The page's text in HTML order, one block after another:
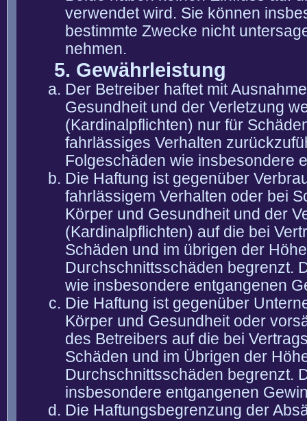
verwendet wird. Sie können
bestimmte Zwecke nicht
nehmen.
5. Gewährleistung
Der Betreiber haftet mit
Gesundheit und der Verletzung
(Kardinalpflichten) nur für
fahrlässiges Verhalten
Folgeschäden wie insbesondere
Die Haftung ist gegenüber
fahrlässigem Verhalten oder bei
Körper und Gesundheit und der
(Kardinalpflichten) auf die bei
Schäden und im übrigen der
Durchschnittsschäden begrenzt.
wie insbesondere entgangenen
Die Haftung ist gegenüber
Körper und Gesundheit oder
des Betreibers auf die bei
Schäden und im Übrigen der
Durchschnittsschäden begrenzt.
insbesondere entgangenen
Die Haftungsbegrenzung der